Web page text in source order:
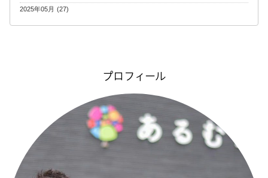
2025年05月 (27)
プロフィール